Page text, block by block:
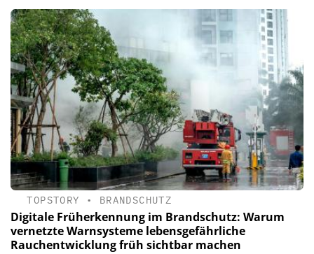
TOPSTORY • BRANDSCHUTZ
Digitale Früherkennung im Brandschutz: Warum
vernetzte Warnsysteme lebensgefährliche
Rauchentwicklung früh sichtbar machen